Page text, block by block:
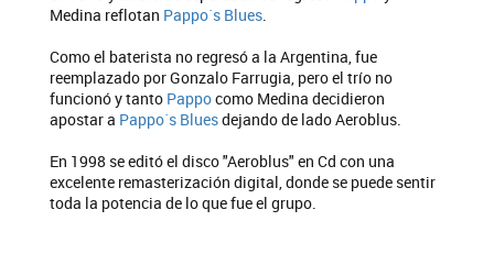
Medina reflotan Pappo´s Blues.
Como el baterista no regresó a la Argentina, fue
reemplazado por Gonzalo Farrugia, pero el trío no
funcionó y tanto Pappocomo Medina decidieron
apostar a Pappo´s Bluesdejando de lado Aeroblus.
En 1998 se editó el disco "Aeroblus" en Cd con una
excelente remasterización digital, donde se puede sentir
toda la potencia de lo que fue el grupo.